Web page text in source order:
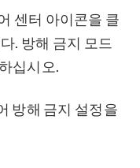
센터 아이콘을 클
. 방해 금지 모드
십시오.
방해 금지 설정을